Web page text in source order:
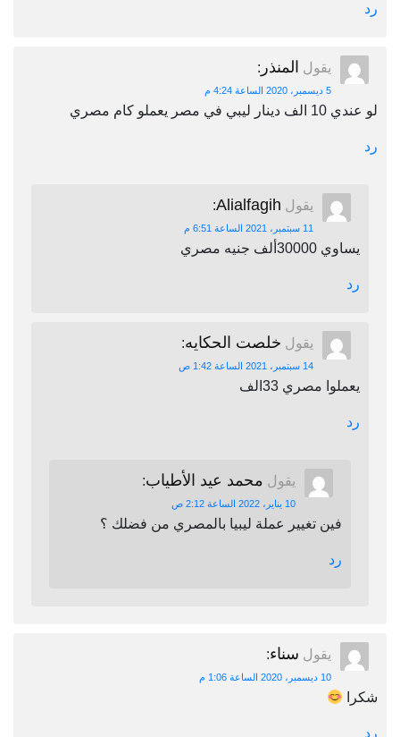
رد
يقول المنذر :
5 ديسمبر، 2020 الساعة 4:24 م
لو عندي 10 الف دينار ليبي في مصر يعملو كام مصري
رد
يقول Alialfagih
:
11 سبتمبر، 2021 الساعة 6:51 م
يساوي 30000ألف جنيه مصري
رد
يقول خلصت الحكايه:
14 سبتمبر، 2021 الساعة 1:42 ص
يعملوا مصري 33الف
رد
يقول محمد عيد الأطياب:
10 يناير، 2022 الساعة 2:12 ص
فين تغيير عملة ليبيا بالمصري من فضلك ؟
رد
يقول سناء:
10 ديسمبر، 2020 الساعة 1:06 م
شكرا
رد